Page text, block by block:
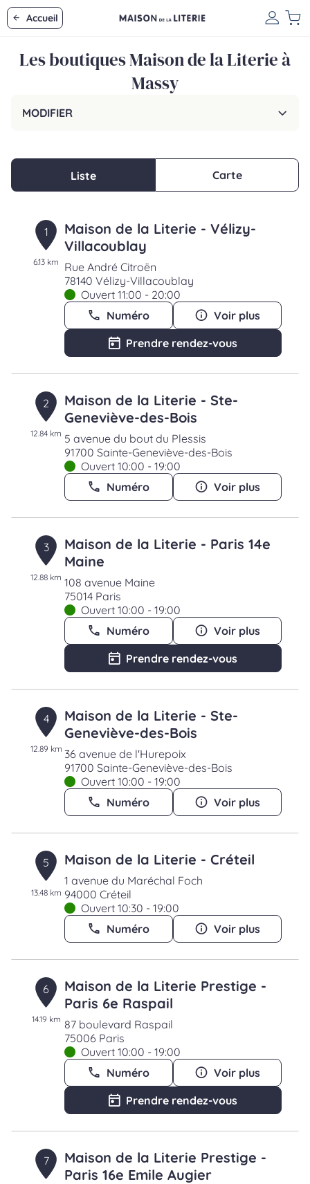
Accueil
Les boutiques Maison de la Literie à
Massy
MODIFIER
Liste Carte
1
6.13 km
Maison de la Literie - Vélizy-
Villacoublay
Rue André Citroën
78140 Vélizy-Villacoublay
Ouvert 11:00 - 20:00
Numéro
Voir plus
Prendre rendez-vous
2
12.84 km
Maison de la Literie - Ste-
Geneviève-des-Bois
5 avenue du bout du Plessis
91700 Sainte-Geneviève-des-Bois
Ouvert 10:00 - 19:00
Numéro
Voir plus
3
12.88 km
Maison de la Literie - Paris 14e
Maine
108 avenue Maine
75014 Paris
Ouvert 10:00 - 19:00
Numéro
Voir plus
Prendre rendez-vous
4
12.89 km
Maison de la Literie - Ste-
Geneviève-des-Bois
36 avenue de l'Hurepoix
91700 Sainte-Geneviève-des-Bois
Ouvert 10:00 - 19:00
Numéro
Voir plus
5
13.48 km
Maison de la Literie - Créteil
1 avenue du Maréchal Foch
94000 Créteil
Ouvert 10:30 - 19:00
Numéro
Voir plus
6
14.19 km
Maison de la Literie Prestige -
Paris 6e Raspail
87 boulevard Raspail
75006 Paris
Ouvert 10:00 - 19:00
Numéro
Voir plus
Prendre rendez-vous
7
Maison de la Literie Prestige -
Paris 16e Emile Augier